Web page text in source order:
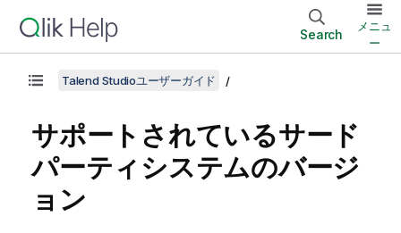
Search
メニュ
ー
Talend Studioユーザーガイド
サポートされているサード
パーティシステムのバージ
ョン